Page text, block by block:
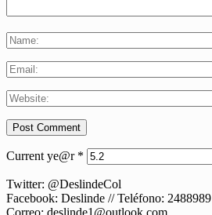
Current ye@r *
Twitter: @DeslindeCol
Facebook: Deslinde // Teléfono: 2488989